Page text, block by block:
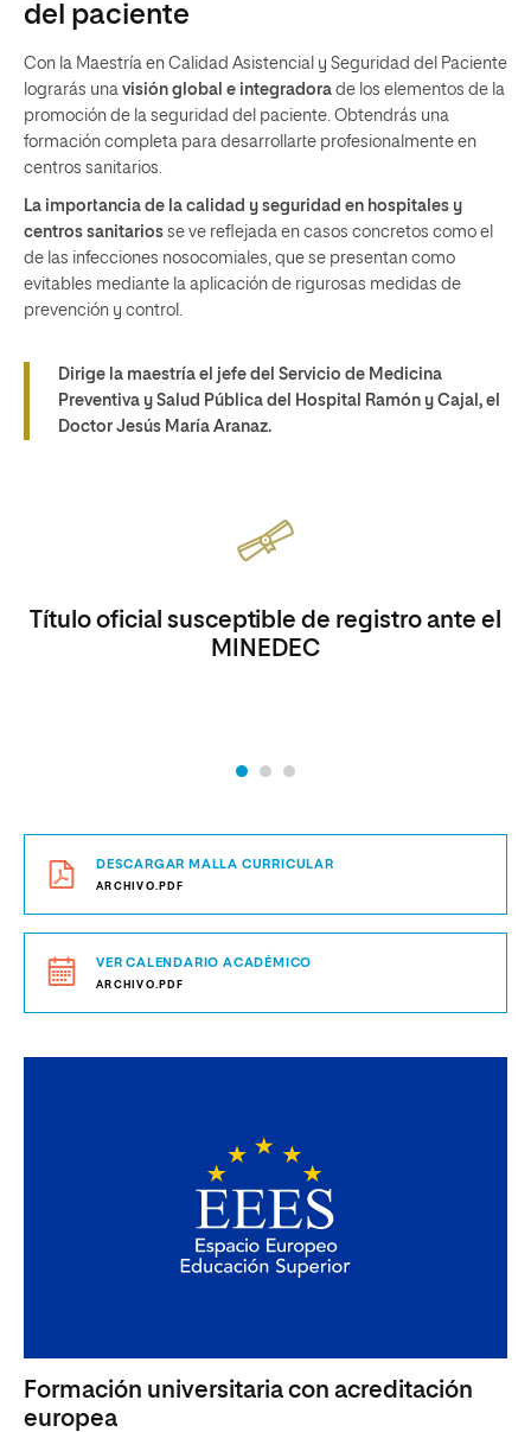
del paciente
Con la Maestría en Calidad Asistencial y Seguridad del Paciente
lograrás una visión global e integradora de los elementos de la
promoción de la seguridad del paciente. Obtendrás una
formación completa para desarrollarte profesionalmente en
centros sanitarios.
La importancia de la calidad y seguridad en hospitales y
centros sanitarios se ve reflejada en casos concretos como el
de las infecciones nosocomiales, que se presentan como
evitables mediante la aplicación de rigurosas medidas de
prevención y control.
Dirige la maestría el jefe del Servicio de Medicina
Preventiva y Salud Pública del Hospital Ramón y Cajal, el
Doctor Jesús María Aranaz.
Título oficial susceptible de registro ante el
MINEDEC
DESCARGAR MALLA CURRICULAR
ARCHIVO.PDF
VER CALENDARIO ACADÉMICO
ARCHIVO.PDF
Formación universitaria con acreditación
europea